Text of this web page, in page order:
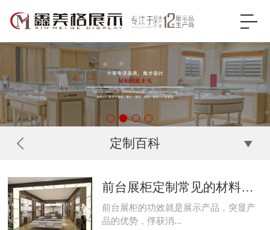
定制百科
前台展柜定制常见的材料有哪些？
前台展柜的功效就是展示产品，突显产
品的优势，俘获消...